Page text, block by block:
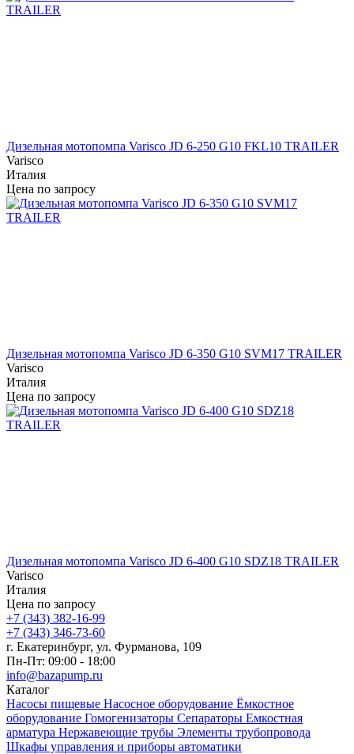
Дизельная мотопомпа Varisco JD 6-250 G10 FKL10 TRAILER
Varisco
Италия
Цена по запросу
Дизельная мотопомпа Varisco JD 6-350 G10 SVM17 TRAILER
Varisco
Италия
Цена по запросу
Дизельная мотопомпа Varisco JD 6-400 G10 SDZ18 TRAILER
Varisco
Италия
Цена по запросу
+7 (343) 382-16-99
+7 (343) 346-73-‬60
г. Екатеринбург, ул. Фурманова, 109
Пн-Пт: 09:00 - 18:00
info@bazapump.ru
Каталог
Насосы пищевые Насосное оборудование Ёмкостное
оборудование Гомогенизаторы Сепараторы Емкостная
арматура Нержавеющие трубы Элементы трубопровода
Шкафы управления и приборы автоматики